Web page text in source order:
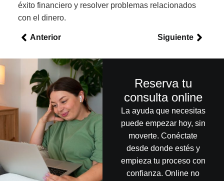
éxito financiero y resolver problemas relacionados
con el dinero.
Anterior Siguiente
Reserva tu
consulta online
La ayuda que necesitas
puede empezar hoy, sin
moverte. Conéctate
desde donde estés y
empieza tu proceso con
confianza. Online no